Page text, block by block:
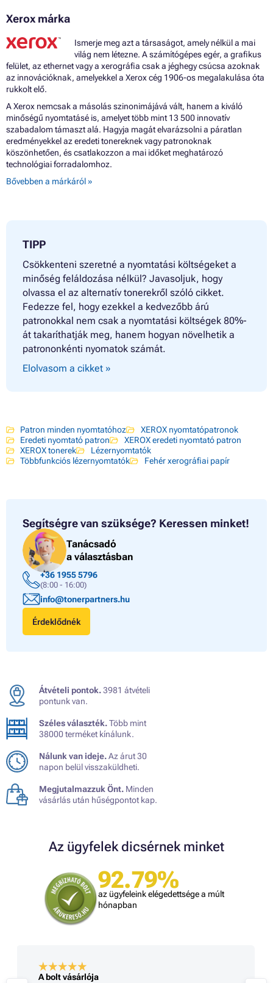
Xerox márka
Ismerje meg azt a társaságot, amely nélkül a mai
világ nem létezne. A számítógépes egér, a grafikus
felület, az ethernet vagy a xerográfia csak a jéghegy csúcsa azoknak
az innovációknak, amelyekkel a Xerox cég 1906-os megalakulása óta
rukkolt elő.
A Xerox nemcsak a másolás szinonimájává vált, hanem a kiváló
minőségű nyomtatásé is, amelyet több mint 13 500 innovatív
szabadalom támaszt alá. Hagyja magát elvarázsolni a páratlan
eredményekkel az eredeti tonereknek vagy patronoknak
köszönhetően, és csatlakozzon a mai időket meghatározó
technológiai forradalomhoz.
Bővebben a márkáról »
TIPP
Csökkenteni szeretné a nyomtatási költségeket a
minőség feláldozása nélkül? Javasoljuk, hogy
olvassa el az alternatív tonerekről szóló cikket.
Fedezze fel, hogy ezekkel a kedvezőbb árú
patronokkal nem csak a nyomtatási költségek 80%-
át takaríthatják meg, hanem hogyan növelhetik a
patrononkénti nyomatok számát.
Elolvasom a cikket »
Patron minden nyomtatóhoz
XEROX nyomtatópatronok
Eredeti nyomtató patron
XEROX eredeti nyomtató patron
XEROX tonerek
Lézernyomtatók
Többfunkciós lézernyomtatók
Fehér xerográfiai papír
Segítségre van szüksége? Keressen minket!
Tanácsadó
a választásban
+36 1955 5796
(8:00 - 16:00)
info@tonerpartners.hu
Érdeklődnék
Átvételi pontok.3981 átvételi
pontunk van.
Széles választék.Több mint
38000 terméket kínálunk.
Nálunk van ideje.Az árut 30
napon belül visszaküldheti.
Megjutalmazzuk Önt. Minden
vásárlás után hűségpontot kap.
Az ügyfelek dicsérnek minket
92.79%
az ügyfeleink elégedettsége a múlt
hónapban
A bolt vásárlója